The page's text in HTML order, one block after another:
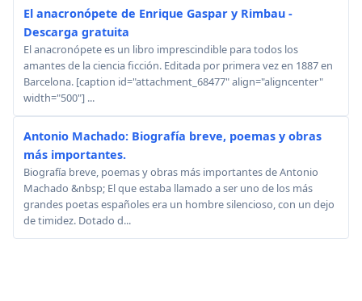
El anacronópete de Enrique Gaspar y Rimbau -
Descarga gratuita
El anacronópete es un libro imprescindible para todos los
amantes de la ciencia ficción. Editada por primera vez en 1887 en
Barcelona. [caption id="attachment_68477" align="aligncenter"
width="500"] ...
Antonio Machado: Biografía breve, poemas y obras
más importantes.
Biografía breve, poemas y obras más importantes de Antonio
Machado &nbsp; El que estaba llamado a ser uno de los más
grandes poetas españoles era un hombre silencioso, con un dejo
de timidez. Dotado d...